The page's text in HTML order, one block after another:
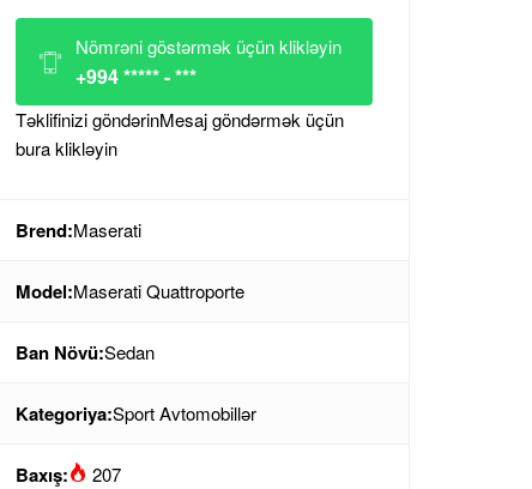
Nömrəni göstərmək üçün klikləyin
+994 ***** - ***
Təklifinizi göndərinMesaj göndərmək üçün
bura klikləyin
Brend:Maserati
Model:Maserati Quattroporte
Ban Növü:Sedan
Kategoriya:Sport Avtomobillər
Baxış: 207